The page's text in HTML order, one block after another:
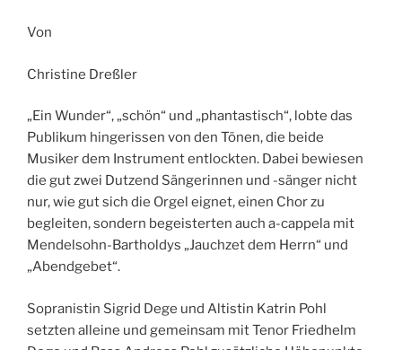
Von
Christine Dreßler
„Ein Wunder“, „schön“ und „phantastisch“, lobte das
Publikum hingerissen von den Tönen, die beide
Musiker dem Instrument entlockten. Dabei bewiesen
die gut zwei Dutzend Sängerinnen und -sänger nicht
nur, wie gut sich die Orgel eignet, einen Chor zu
begleiten, sondern begeisterten auch a-cappela mit
Mendelsohn-Bartholdys „Jauchzet dem Herrn“ und
„Abendgebet“.
Sopranistin Sigrid Dege und Altistin Katrin Pohl
setzten alleine und gemeinsam mit Tenor Friedhelm